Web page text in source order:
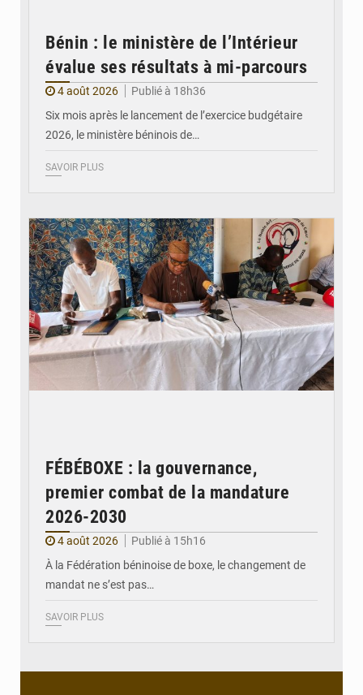
Bénin : le ministère de l’Intérieur
évalue ses résultats à mi-parcours
4 août 2026
Publié à 18h36
Six mois après le lancement de l’exercice budgétaire
2026, le ministère béninois de…
SAVOIR PLUS
FÉBÉBOXE : la gouvernance,
premier combat de la mandature
2026-2030
4 août 2026
Publié à 15h16
À la Fédération béninoise de boxe, le changement de
mandat ne s’est pas…
SAVOIR PLUS